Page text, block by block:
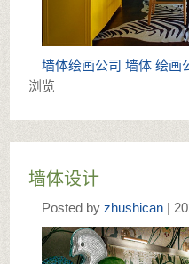
墙体绘画公司 墙体 绘画
浏览
墙体设计
Posted by zhushican |